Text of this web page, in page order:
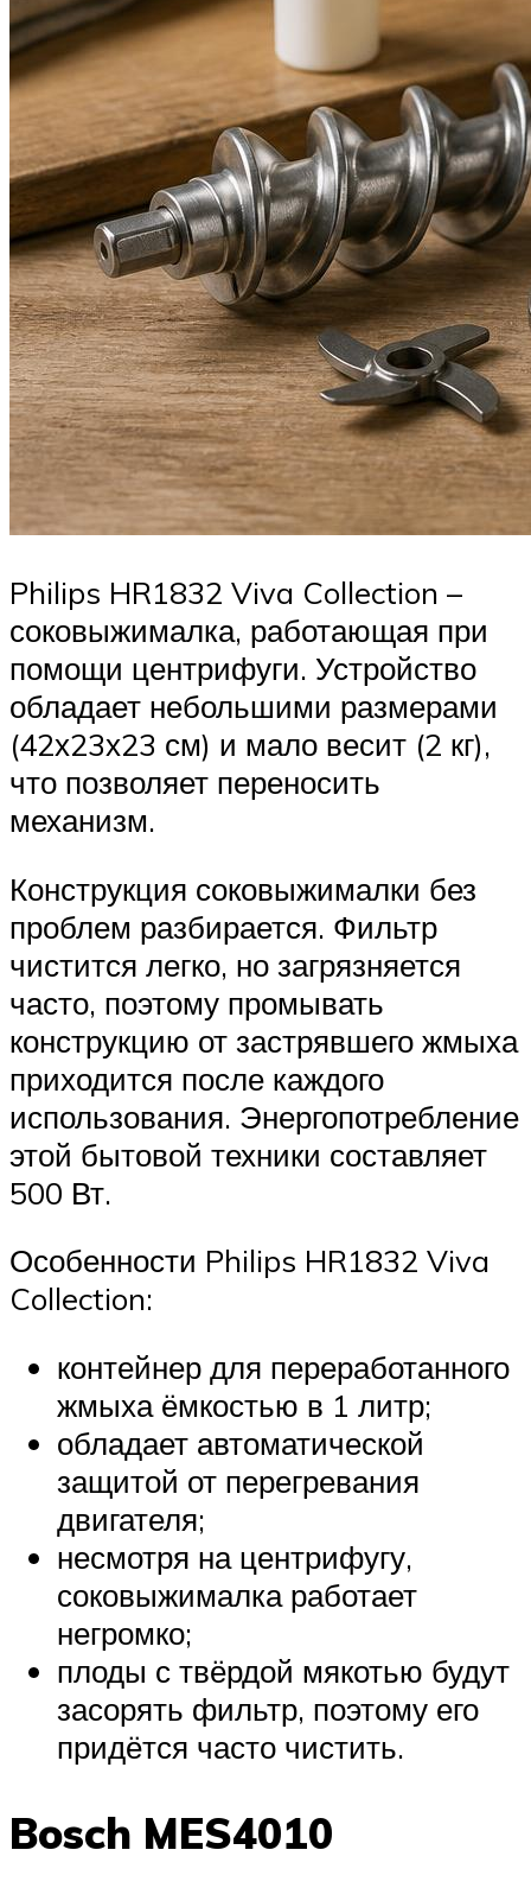
Philips HR1832 Viva Collection –
соковыжималка, работающая при
помощи центрифуги. Устройство
обладает небольшими размерами
(42х23х23 см) и мало весит (2 кг),
что позволяет переносить
механизм.
Конструкция соковыжималки без
проблем разбирается. Фильтр
чистится легко, но загрязняется
часто, поэтому промывать
конструкцию от застрявшего жмыха
приходится после каждого
использования. Энергопотребление
этой бытовой техники составляет
500 Вт.
Особенности Philips HR1832 Viva
Collection:
контейнер для переработанного
жмыха ёмкостью в 1 литр;
обладает автоматической
защитой от перегревания
двигателя;
несмотря на центрифугу,
соковыжималка работает
негромко;
плоды с твёрдой мякотью будут
засорять фильтр, поэтому его
придётся часто чистить.
Bosch MES4010